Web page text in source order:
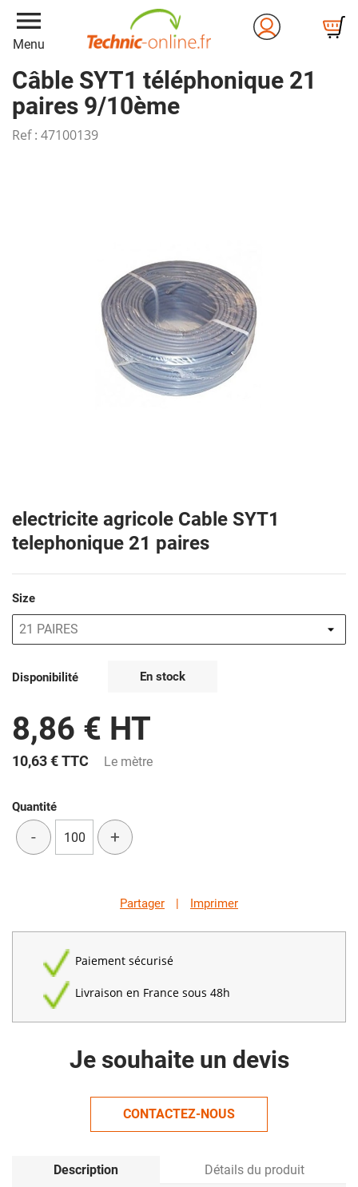
menu
Menu
Câble SYT1 téléphonique 21
paires 9/10ème
Ref : 47100139
electricite agricole Cable SYT1
telephonique 21 paires
Size
Disponibilité En stock
8,86 € HT
10,63 €TTC Le mètre
Quantité
- +
Partager | Imprimer
Paiement sécurisé
Livraison en France sous 48h
Je souhaite un devis
CONTACTEZ-NOUS
Description Détails du produit